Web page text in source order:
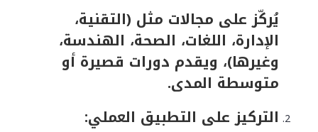
يُركّز على مجالات مثل (التقنية،
الإدارة، اللغات، الصحة، الهندسة،
وغيرها)، ويقدم دورات قصيرة أو
متوسطة المدى.
التركيز على التطبيق العملي: